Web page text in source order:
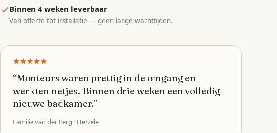
Binnen 4 weken leverbaar
Van offerte tot installatie — geen lange wachttijden.
“Monteurs waren prettig in de omgang en
werkten netjes. Binnen drie weken een volledig
nieuwe badkamer.”
Familie van der Berg · Herzele